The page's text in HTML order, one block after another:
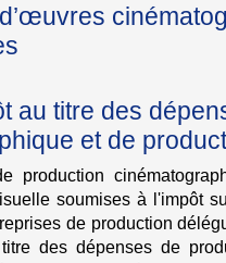
au titre des
et de
production
soumises à l'impôt
de production
des dépenses de